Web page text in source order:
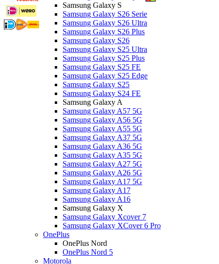
Samsung Galaxy S
Samsung Galaxy S26 Serie
Samsung Galaxy S26 Ultra
Samsung Galaxy S26 Plus
Samsung Galaxy S26
Samsung Galaxy S25 Ultra
Samsung Galaxy S25 Plus
Samsung Galaxy S25 FE
Samsung Galaxy S25 Edge
Samsung Galaxy S25
Samsung Galaxy S24 FE
Samsung Galaxy A
Samsung Galaxy A57 5G
Samsung Galaxy A56 5G
Samsung Galaxy A55 5G
Samsung Galaxy A37 5G
Samsung Galaxy A36 5G
Samsung Galaxy A35 5G
Samsung Galaxy A27 5G
Samsung Galaxy A26 5G
Samsung Galaxy A17 5G
Samsung Galaxy A17
Samsung Galaxy A16
Samsung Galaxy X
Samsung Galaxy Xcover 7
Samsung Galaxy XCover 6 Pro
OnePlus
OnePlus Nord
OnePlus Nord 5
Motorola